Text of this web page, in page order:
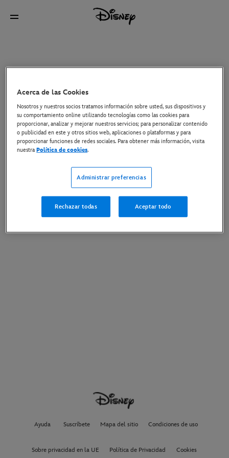
Ayuda Suscríbete Mapa del sitio Condiciones de uso
Sobre privacidad en la UE Política de Privacidad Cookies
Acerca de las Cookies
Nosotros y nuestros socios tratamos información sobre usted, sus dispositivos y
su comportamiento online utilizando tecnologías como las cookies para
proporcionar, analizar y mejorar nuestros servicios; para personalizar contenido
o publicidad en este y otros sitios web, aplicaciones o plataformas y para
proporcionar funciones de redes sociales. Para obtener más información, visita
nuestraPolítica de cookies.
Administrar preferencias
Rechazar todas Aceptar todo